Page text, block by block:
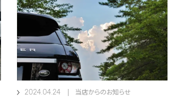
2024.04.24 当店からのお知らせ